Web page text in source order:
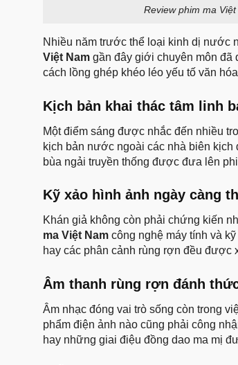
Review phim ma
Nhiều năm trước thể loại kinh dị nước
Việt Nam gần đây giới chuyên môn đã
cách lồng ghép khéo léo yếu tố văn
Kịch bản khai thác tâm linh
Một điểm sáng được nhắc đến nhiều
kịch bản nước ngoài các nhà biên
bùa ngải truyền thống được đưa lên
Kỹ xảo hình ảnh ngày càng
Khán giả không còn phải chứng kiến
ma Việt Nam công nghệ máy tính và
hay các phân cảnh rùng rợn đều được
Âm thanh rùng rợn đánh
Âm nhạc đóng vai trò sống còn trong
phẩm điện ảnh nào cũng phải công
hay những giai điệu đồng dao ma mị